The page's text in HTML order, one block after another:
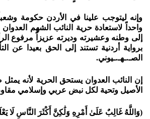
وإنه ليتوجب علينا في الأردن حكومة
واحداً لاستعادة حرية النائب الشهم
إلى وطنه وعشيرته وديرته عزيزاً مرفوع
برواية أردنية تستند إلى الحق بعيدا عن
الصـ.ـهـ.ـيوني.
إن النائب العدوان يستحق الحرية لأنه
الأصيل وتحية لكل نبض عربي وإسلامي
(وَاللَّهُ غَالِبٌ عَلَىٰ أَمْرِهِ وَلَٰكِنَّ أَكْثَرَ النَّاسِ لَا